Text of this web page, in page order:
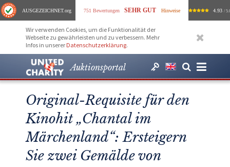
AUSGEZEICHNET.org 751 Bewertungen SEHR GUT Hinweise 4.93 /
Wir verwenden Cookies, um die Funktionalität der
Webseite zu gewährleisten und zu verbessern. Mehr
Infos in unserer Datenschutzerklärung.
Auktionsportal
Original-Requisite für den
Kinohit „Chantal im
Märchenland“: Ersteigern
Sie zwei Gemälde von